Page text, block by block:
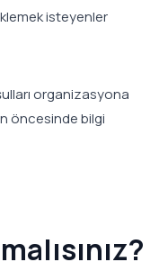
isteyenler
organizasyona
öncesinde bilgi